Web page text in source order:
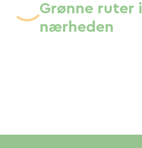
Grønne ruter i
nærheden